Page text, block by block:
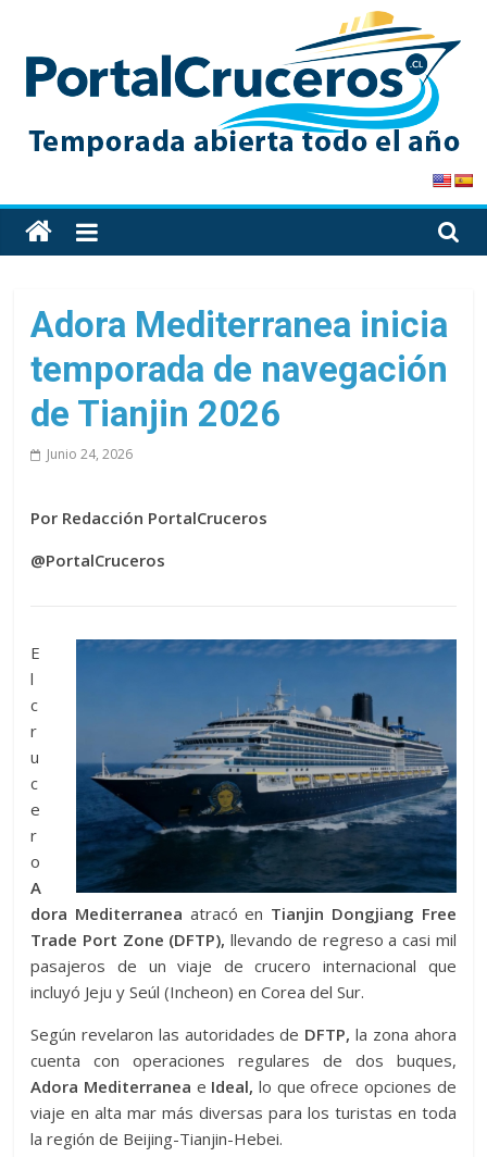
content
PortalCruceros
Toda
la
cruceros
en
solo
Adora Mediterranea inicia
temporada de navegación
de Tianjin 2026
Junio 24, 2026
Por Redacción PortalCruceros
@PortalCruceros
E
l
c
r
u
c
e
r
o
A
dora Mediterranea atracó en Tianjin Dongjiang Free
Trade Port Zone (DFTP), llevando de regreso a casi mil
pasajeros de un viaje de crucero internacional que
incluyó Jeju y Seúl (Incheon) en Corea del Sur.
Según revelaron las autoridades de DFTP, la zona ahora
cuenta con operaciones regulares de dos buques,
Adora Mediterranea e Ideal, lo que ofrece opciones de
viaje en alta mar más diversas para los turistas en toda
la región de Beijing-Tianjin-Hebei.